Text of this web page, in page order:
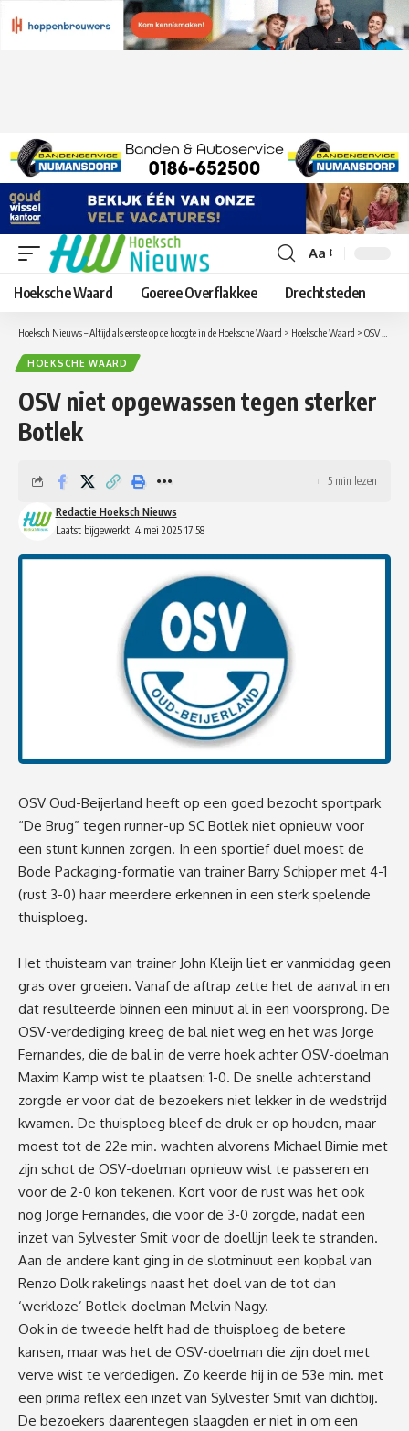
Lettergrootte
aanpassen
Aa
Hoeksche Waard Goeree Overflakkee Drechtsteden
Hoeksch Nieuws – Altijd als eerste op de hoogte in de Hoeksche Waard > Hoeksche Waard > OSV niet opgewassen tegen sterker Botlek
HOEKSCHE WAARD
OSV niet opgewassen tegen sterker
Botlek
Laatst bijgewerkt: 4 mei 2025 17:58
Redactie Hoeksch Nieuws
5 min lezen
OSV Oud-Beijerland heeft op een goed bezocht sportpark
“De Brug” tegen runner-up SC Botlek niet opnieuw voor
een stunt kunnen zorgen. In een sportief duel moest de
Bode Packaging-formatie van trainer Barry Schipper met 4-1
(rust 3-0) haar meerdere erkennen in een sterk spelende
thuisploeg.
Het thuisteam van trainer John Kleijn liet er vanmiddag geen
gras over groeien. Vanaf de aftrap zette het de aanval in en
dat resulteerde binnen een minuut al in een voorsprong. De
OSV-verdediging kreeg de bal niet weg en het was Jorge
Fernandes, die de bal in de verre hoek achter OSV-doelman
Maxim Kamp wist te plaatsen: 1-0. De snelle achterstand
zorgde er voor dat de bezoekers niet lekker in de wedstrijd
kwamen. De thuisploeg bleef de druk er op houden, maar
moest tot de 22e min. wachten alvorens Michael Birnie met
zijn schot de OSV-doelman opnieuw wist te passeren en
voor de 2-0 kon tekenen. Kort voor de rust was het ook
nog Jorge Fernandes, die voor de 3-0 zorgde, nadat een
inzet van Sylvester Smit voor de doellijn leek te stranden.
Aan de andere kant ging in de slotminuut een kopbal van
Renzo Dolk rakelings naast het doel van de tot dan
‘werkloze’ Botlek-doelman Melvin Nagy.
Ook in de tweede helft had de thuisploeg de betere
kansen, maar was het de OSV-doelman die zijn doel met
verve wist te verdedigen. Zo keerde hij in de 53e min. met
een prima reflex een inzet van Sylvester Smit van dichtbij.
De bezoekers daarentegen slaagden er niet in om een